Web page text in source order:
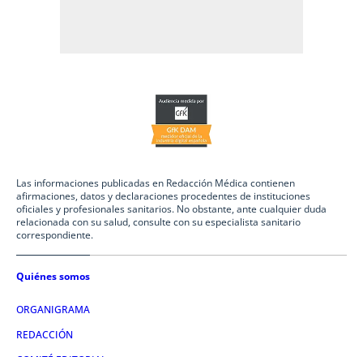
Las informaciones publicadas en Redacción Médica contienen
afirmaciones, datos y declaraciones procedentes de instituciones
oficiales y profesionales sanitarios. No obstante, ante cualquier duda
relacionada con su salud, consulte con su especialista sanitario
correspondiente.
Quiénes somos
ORGANIGRAMA
REDACCIÓN